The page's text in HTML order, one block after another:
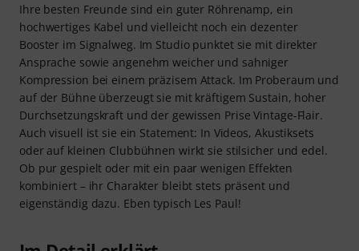
Ihre besten Freunde sind ein guter Röhrenamp, ein
hochwertiges Kabel und vielleicht noch ein dezenter
Booster im Signalweg. Im Studio punktet sie mit direkter
Ansprache sowie angenehm weicher und sahniger
Kompression bei einem präzisem Attack. Im Proberaum und
auf der Bühne überzeugt sie mit kräftigem Sustain, hoher
Durchsetzungskraft und der gewissen Prise Vintage-Flair.
Auch visuell ist sie ein Statement: In Videos, Akustiksets
oder auf kleinen Clubbühnen wirkt sie stilsicher und edel.
Ob pur gespielt oder mit ein paar wenigen Effekten
kombiniert – ihr Charakter bleibt stets präsent und
eigenständig dazu. Eben typisch Les Paul!